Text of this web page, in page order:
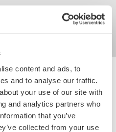
content and ads, to
and to analyse our traffic.
your use of our site with
and analytics partners who
that you’ve
collected from your use